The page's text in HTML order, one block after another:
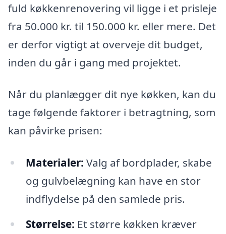
fuld køkkenrenovering vil ligge i et prisleje
fra 50.000 kr. til 150.000 kr. eller mere. Det
er derfor vigtigt at overveje dit budget,
inden du går i gang med projektet.
Når du planlægger dit nye køkken, kan du
tage følgende faktorer i betragtning, som
kan påvirke prisen:
Materialer: Valg af bordplader, skabe
og gulvbelægning kan have en stor
indflydelse på den samlede pris.
Størrelse: Et større køkken kræver